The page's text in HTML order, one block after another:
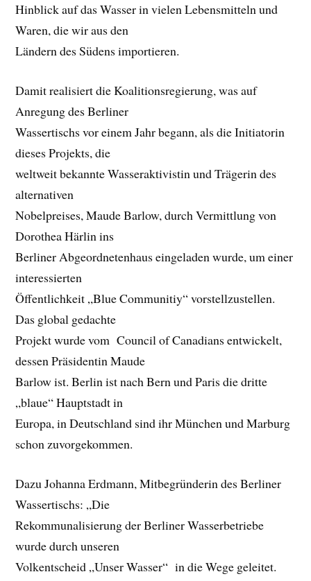
Hinblick auf das Wasser in vielen Lebensmitteln und
Waren, die wir aus den
Ländern des Südens importieren.
Damit realisiert die Koalitionsregierung, was auf
Anregung des Berliner
Wassertischs vor einem Jahr begann, als die Initiatorin
dieses Projekts, die
weltweit bekannte Wasseraktivistin und Trägerin des
alternativen
Nobelpreises, Maude Barlow, durch Vermittlung von
Dorothea Härlin ins
Berliner Abgeordnetenhaus eingeladen wurde, um einer
interessierten
Öffentlichkeit „Blue Communitiy“ vorstellzustellen.
Das global gedachte
Projekt wurde vom Council of Canadians entwickelt,
dessen Präsidentin Maude
Barlow ist. Berlin ist nach Bern und Paris die dritte
„blaue“ Hauptstadt in
Europa, in Deutschland sind ihr München und Marburg
schon zuvorgekommen.
Dazu Johanna Erdmann, Mitbegründerin des Berliner
Wassertischs: „Die
Rekommunalisierung der Berliner Wasserbetriebe
wurde durch unseren
Volkentscheid „Unser Wasser“ in die Wege geleitet.